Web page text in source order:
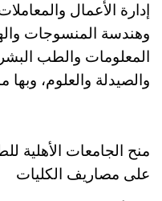
إدارة الأعمال
وهندسة المنسوجات
المعلومات والطب
والصيدلة والعلوم،
منح الجامعات الأهلية
على مصاريف الكليات